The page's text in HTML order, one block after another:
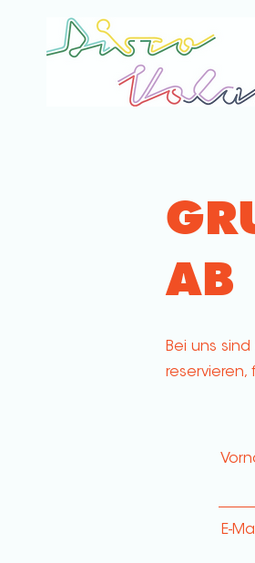
AB
Bei uns
reservieren,
E-